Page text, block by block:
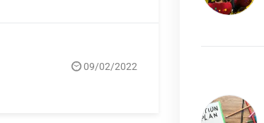
09/02/2022